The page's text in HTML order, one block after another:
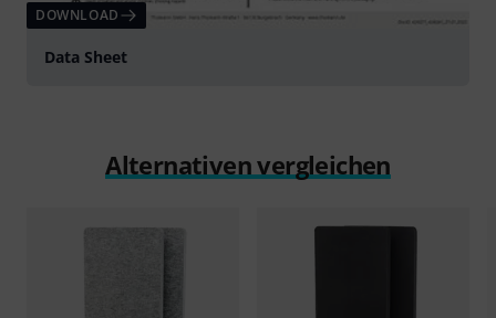
DOWNLOAD
Data Sheet
Alternativen vergleichen